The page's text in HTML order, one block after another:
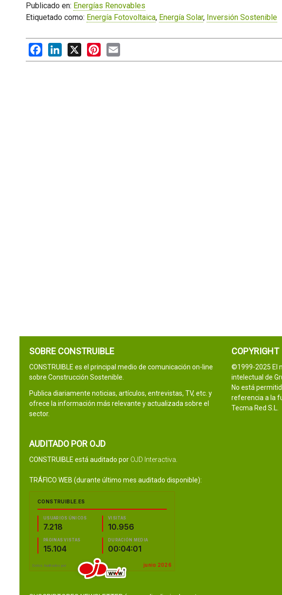
Publicado en: Energías Renovables
Etiquetado como: Energía Fotovoltaica, Energía Solar, Inversión Sostenible
FacebookLinkedIn
X PinterestEmail
SOBRE CONSTRUIBLE
CONSTRUIBLE es el principal medio de comunicación on-line
sobre Construcción Sostenible.
Publica diariamente noticias, artículos, entrevistas, TV, etc. y
ofrece la información más relevante y actualizada sobre el
sector.
AUDITADO POR OJD
CONSTRUIBLE está auditado por OJD Interactiva
TRÁFICO WEB (durante último mes auditado disponible):
COPYRIGHT
©1999-2025 El
intelectual de
No está
referencia a la
Tecma Red S.L.